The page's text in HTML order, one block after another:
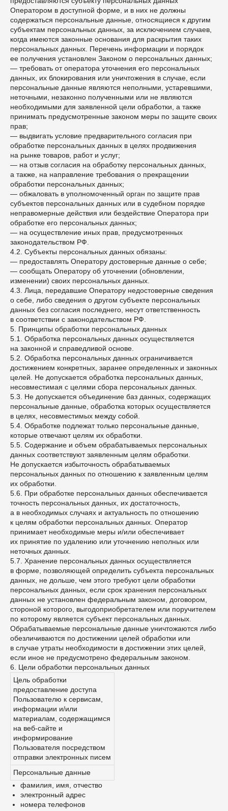
Оператором в доступной форме, и в них не должны
содержаться персональные данные, относящиеся к другим
субъектам персональных данных, за исключением случаев,
когда имеются законные основания для раскрытия таких
персональных данных. Перечень информации и порядок
ее получения установлен Законом о персональных данных;
— требовать от оператора уточнения его персональных
данных, их блокирования или уничтожения в случае, если
персональные данные являются неполными, устаревшими,
неточными, незаконно полученными или не являются
необходимыми для заявленной цели обработки, а также
принимать предусмотренные законом меры по защите своих
прав;
— выдвигать условие предварительного согласия при
обработке персональных данных в целях продвижения
на рынке товаров, работ и услуг;
— на отзыв согласия на обработку персональных данных,
а также, на направление требования о прекращении
обработки персональных данных;
— обжаловать в уполномоченный орган по защите прав
субъектов персональных данных или в судебном порядке
неправомерные действия или бездействие Оператора при
обработке его персональных данных;
— на осуществление иных прав, предусмотренных
законодательством РФ.
4.2. Субъекты персональных данных обязаны:
— предоставлять Оператору достоверные данные о себе;
— сообщать Оператору об уточнении (обновлении,
изменении) своих персональных данных.
4.3. Лица, передавшие Оператору недостоверные сведения
о себе, либо сведения о другом субъекте персональных
данных без согласия последнего, несут ответственность
в соответствии с законодательством РФ.
5. Принципы обработки персональных данных
5.1. Обработка персональных данных осуществляется
на законной и справедливой основе.
5.2. Обработка персональных данных ограничивается
достижением конкретных, заранее определенных и законных
целей. Не допускается обработка персональных данных,
несовместимая с целями сбора персональных данных.
5.3. Не допускается объединение баз данных, содержащих
персональные данные, обработка которых осуществляется
в целях, несовместимых между собой.
5.4. Обработке подлежат только персональные данные,
которые отвечают целям их обработки.
5.5. Содержание и объем обрабатываемых персональных
данных соответствуют заявленным целям обработки.
Не допускается избыточность обрабатываемых
персональных данных по отношению к заявленным целям
их обработки.
5.6. При обработке персональных данных обеспечивается
точность персональных данных, их достаточность,
а в необходимых случаях и актуальность по отношению
к целям обработки персональных данных. Оператор
принимает необходимые меры и/или обеспечивает
их принятие по удалению или уточнению неполных или
неточных данных.
5.7. Хранение персональных данных осуществляется
в форме, позволяющей определить субъекта персональных
данных, не дольше, чем этого требуют цели обработки
персональных данных, если срок хранения персональных
данных не установлен федеральным законом, договором,
стороной которого, выгодоприобретателем или поручителем
по которому является субъект персональных данных.
Обрабатываемые персональные данные уничтожаются либо
обезличиваются по достижении целей обработки или
в случае утраты необходимости в достижении этих целей,
если иное не предусмотрено федеральным законом.
6. Цели обработки персональных данных
Цель обработки
предоставление доступа
Пользователю к сервисам,
информации и/или
материалам, содержащимся
на веб-сайте и
информирование
Пользователя посредством
отправки электронных писем
Персональные данные
фамилия, имя, отчество
электронный адрес
номера телефонов